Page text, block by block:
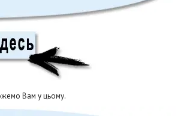
Вам у цьому.